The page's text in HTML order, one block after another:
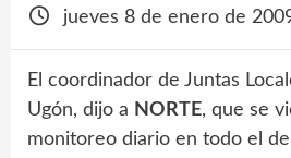
jueves 8 de enero de
El coordinador de Juntas
Ugón, dijo a NORTE, que se
monitoreo diario en todo el